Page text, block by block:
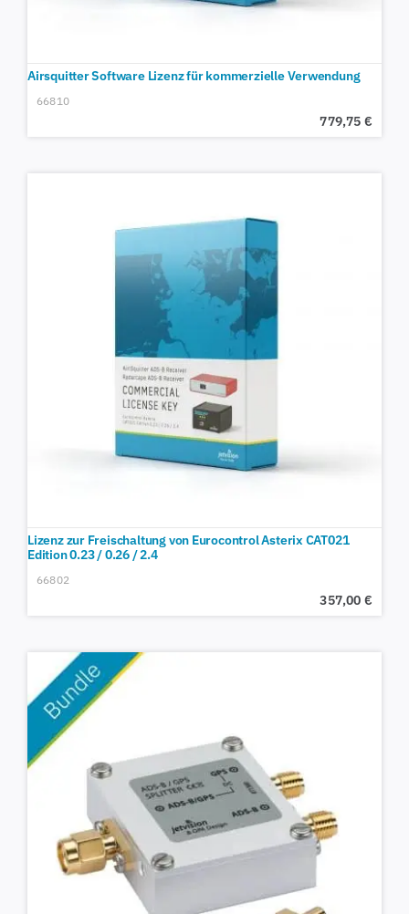
Airsquitter Software Lizenz für kommerzielle Verwendung
66810
779,75 €
Lizenz zur Freischaltung von Eurocontrol Asterix CAT021
Edition 0.23 / 0.26 / 2.4
66802
357,00 €